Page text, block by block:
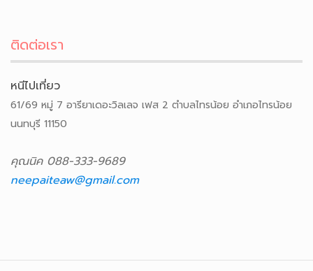
ติดต่อเรา
หนีไปเที่ยว
61/69 หมู่ 7 อารียาเดอะวิลเลจ เฟส 2 ตำบลไทรน้อย อำเภอไทรน้อย
นนทบุรี 11150
คุณนิค 088-333-9689
neepaiteaw@gmail.com